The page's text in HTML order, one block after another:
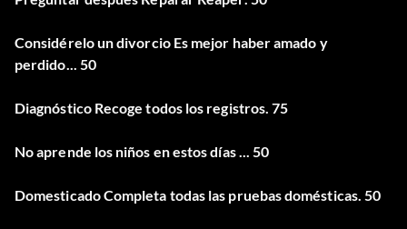
Considérelo un divorcio Es mejor haber amado y
perdido... 50
Diagnóstico Recoge todos los registros. 75
No aprende los niños en estos días ... 50
Domesticado Completa todas las pruebas domésticas. 50